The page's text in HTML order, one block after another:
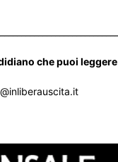
che puoi